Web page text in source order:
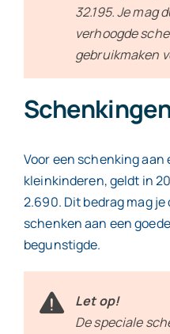
32.195. Je mag
verhoogde
gebruikmaken
Voor een schenking aan
kleinkinderen, geldt in
2.690. Dit bedrag mag
schenken aan een
begunstigde.
Let op!
De speciale